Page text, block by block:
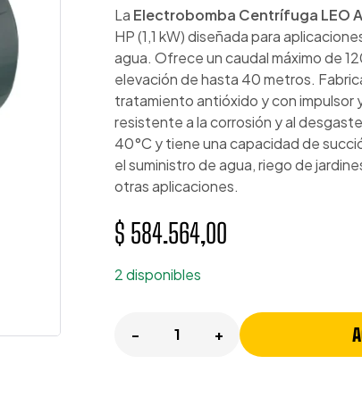
La Electrobomba Centrífuga LEO
HP (1,1 kW) diseñada para
agua. Ofrece un caudal máximo de
elevación de hasta 40 metros.
tratamiento antióxido y con impulsor
resistente a la corrosión y al
40°C y tiene una capacidad de
el suministro de agua, riego de
otras aplicaciones.
$ 584.564,00
2 disponibles
- +